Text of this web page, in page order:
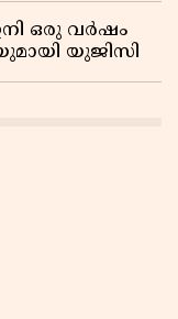
ഒരു വർഷം
യുജിസി